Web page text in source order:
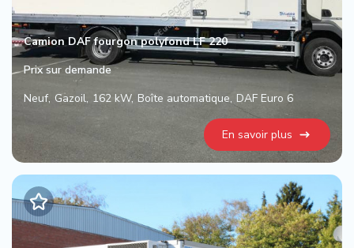
Camion DAF fourgon polyfond LF 220
Prix sur demande
Neuf Gazoil 162 kW Boîte automatique DAF Euro 6
En savoir plus